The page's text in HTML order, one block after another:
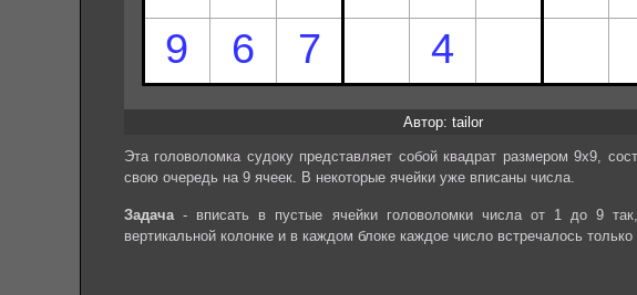
Автор: tailor
Эта головоломка судоку представляет собой квадрат размером 9х9,
свою очередь на 9 ячеек. В некоторые ячейки уже вписаны числа.
Задача- вписать в пустые ячейки головоломки числа от 1 до 9
вертикальной колонке и в каждом блоке каждое число встречалось